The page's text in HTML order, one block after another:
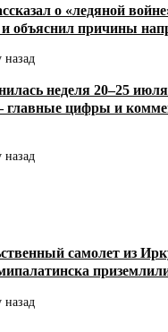
о «ледяной
объяснил причины
назад
неделя 20–25
цифры и
назад
самолет из
назад